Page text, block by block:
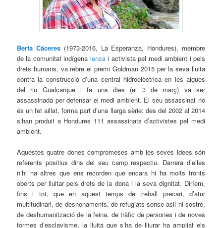
Berta Cáceres (1973-2016, La Esperanza, Hondures), membre
de la comunitat indígena lencai activista pel medi ambient i pels
drets humans, va rebre el premi Goldman 2015 per la seva lluita
contra la construcció d’una central hidroelèctrica en les aigües
del riu Gualcarque i fa uns dies (el 3 de març) va ser
assassinada per defensar el medi ambient. El seu assassinat no
és un fet aillat, forma part d’una llarga sèrie: des del 2002 al 2014
s’han produit a Hondures 111 assassinats d’activistes pel medi
ambient.
Aquestes quatre dones compromeses amb les seves idees són
referents positius dins del seu camp respectiu. Darrera d’elles
n’hi ha altres que ens recorden que encara hi ha molts fronts
oberts per lluitar pels drets de la dona i la seva dignitat. Diríem,
fins i tot, que en aquest temps de treball precari, d’atur
multitudinari, de desnonaments, de refugiats sense asil ni sostre,
de deshumanització de la feina, de tràfic de persones i de noves
formes d’esclavisme, la lluita que s’ha de lliurar ha ampliat els